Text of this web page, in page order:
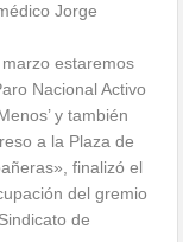
Jorge
estaremos
Nacional Activo
y también
a la Plaza de
finalizó el
del gremio
de